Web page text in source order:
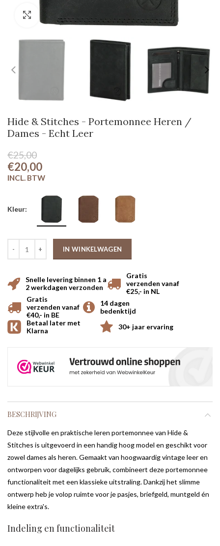
Hide & Stitches - Portemonnee Heren /
Dames - Echt Leer
€25,00
€20,00
Kleur:
IN WINKELWAGEN
Snelle levering binnen 1 a
2 werkdagen verzonden
Gratis
verzenden vanaf
€25,- in NL
Gratis
verzenden vanaf
€40,- in BE
14 dagen
bedenktijd
Betaal later met
Klarna
30+ jaar ervaring
BESCHRIJVING
Deze stijlvolle en praktische leren portemonnee van Hide &
Stitches is uitgevoerd in een handig hoog model en geschikt voor
zowel dames als heren. Gemaakt van hoogwaardig vintage leer en
ontworpen voor dagelijks gebruik, combineert deze portemonnee
functionaliteit met een klassieke uitstraling. Dankzij het slimme
ontwerp heb je volop ruimte voor je pasjes, briefgeld, muntgeld én
kleine extra's.
Indeling en functionaliteit